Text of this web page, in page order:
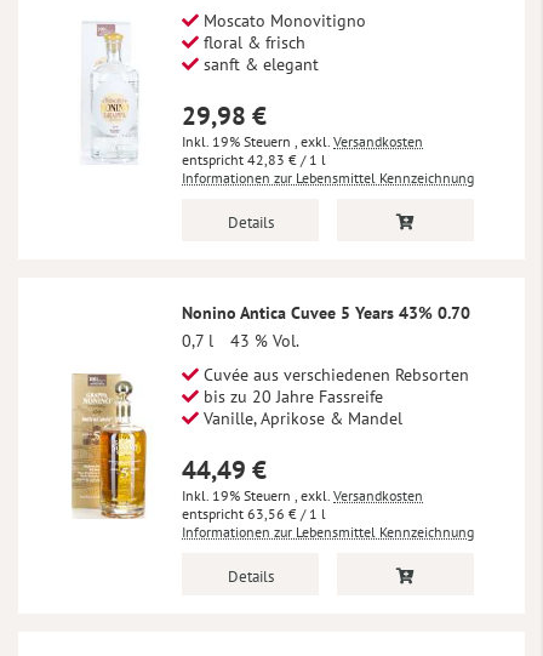
Moscato Monovitigno
floral & frisch
sanft & elegant
29,98 €
Inkl. 19% Steuern , exkl. Versandkosten
42,83 € / 1 l
Informationen zur Lebensmittel Kennzeichnung
Details
Nonino Antica Cuvee 5 Years 43% 0.70
0,7 l
43 % Vol.
Cuvée aus verschiedenen Rebsorten
bis zu 20 Jahre Fassreife
Vanille, Aprikose & Mandel
44,49 €
Inkl. 19% Steuern , exkl. Versandkosten
63,56 € / 1 l
Informationen zur Lebensmittel Kennzeichnung
Details